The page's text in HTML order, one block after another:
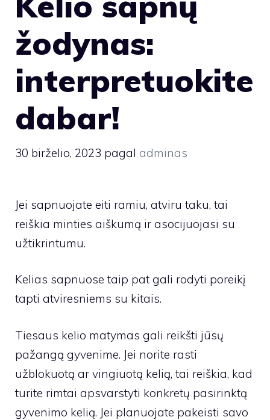
žodynas:
interpretuokite
dabar!
30 birželio, 2023 pagal adminas
Jei sapnuojate eiti ramiu, atviru taku, tai
reiškia minties aiškumą ir asocijuojasi su
užtikrintumu.
Kelias sapnuose taip pat gali rodyti poreikį
tapti atviresniems su kitais.
Tiesaus kelio matymas gali reikšti jūsų
pažangą gyvenime. Jei norite rasti
užblokuotą ar vingiuotą kelią, tai reiškia, kad
turite rimtai apsvarstyti konkretų pasirinktą
gyvenimo kelią. Jei planuojate pakeisti savo